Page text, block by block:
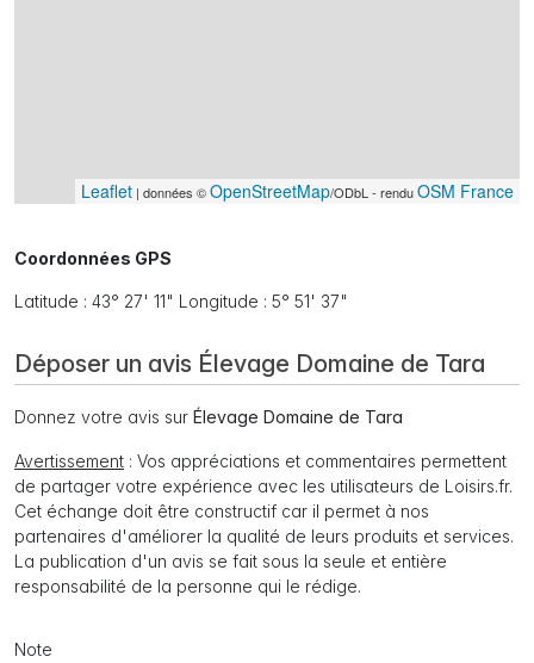
Leaflet | données ©OpenStreetMap/ODbL - renduOSM France
Coordonnées GPS
Latitude : 43° 27' 11" Longitude : 5° 51' 37"
Déposer un avis Élevage Domaine de Tara
Donnez votre avis sur Élevage Domaine de Tara
Avertissement : Vos appréciations et commentaires permettent
de partager votre expérience avec les utilisateurs de Loisirs.fr.
Cet échange doit être constructif car il permet à nos
partenaires d'améliorer la qualité de leurs produits et services.
La publication d'un avis se fait sous la seule et entière
responsabilité de la personne qui le rédige.
Note